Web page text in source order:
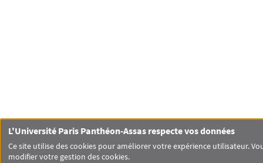
L'Université Paris Panthéon-Assas respecte vos données
Ce site utilise des cookies pour améliorer votre expérience utilisateur.
modifier votre gestion des cookies.